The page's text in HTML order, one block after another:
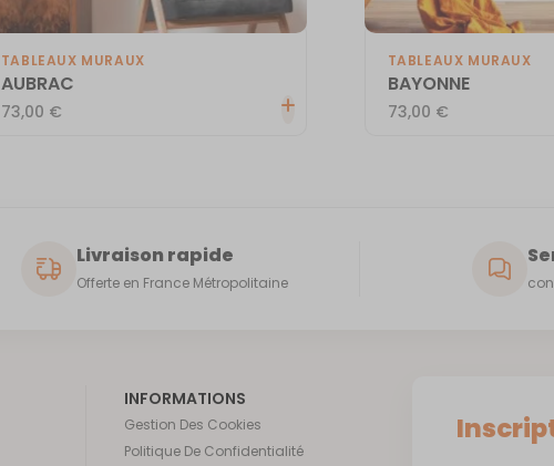
TABLEAUX MURAUX
AUBRAC
73,00 €
TABLEAUX MURAUX
BAYONNE
73,00 €
Livraison rapide
Offerte en France Métropolitaine
INFORMATIONS
Gestion Des Cookies
Politique De Confidentialité